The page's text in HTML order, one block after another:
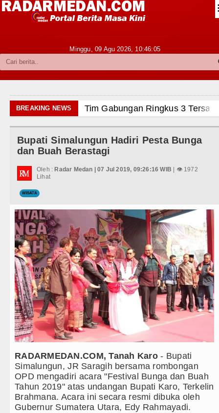
Kabupaten Karo
Politik
Olahraga
Internasional
Wisata
TIPS dan TRIK
+ Lainnya
Video
Kesehatan
Siraman Rohani
Minggu, 09 Agu 2026, 10:46:07
BREAKING NEWS Tim Gabungan Ringkus 3
Emma Raducanu Absen di Grand
Juventus Dikalahkan Inter Milan
PSG Ditahan Manchester United
Ketua GRIB Jaya Labuhanbatu
Gubernur Bobby Nasution Minta
Rico Waas : Kemerdekaan Harus
Akses Jalan ke Pemandian Air
Dayang Nan Tujuh Menggetarkan
Tim Gabungan Ringkus 3
Emma Raducanu Absen di Grand
Juventus Dikalahkan Inter Milan
PSG Ditahan Manchester United
Chelsea Gilas AC Milan di Laga
Bupati Simalungun Hadiri Pesta Bunga
dan Buah Berastagi
Oleh : Radar Medan | 07 Jul 2019, 09:26:16 WIB | 👁 1972
Lihat
WISATA
RADARMEDAN.COM, Tanah Karo - Bupati
Simalungun, JR Saragih bersama rombongan
OPD mengadiri acara "Festival Bunga dan Buah
Tahun 2019" atas undangan Bupati Karo, Terkelin
Brahmana. Acara ini secara resmi dibuka oleh
Gubernur Sumatera Utara, Edy Rahmayadi.